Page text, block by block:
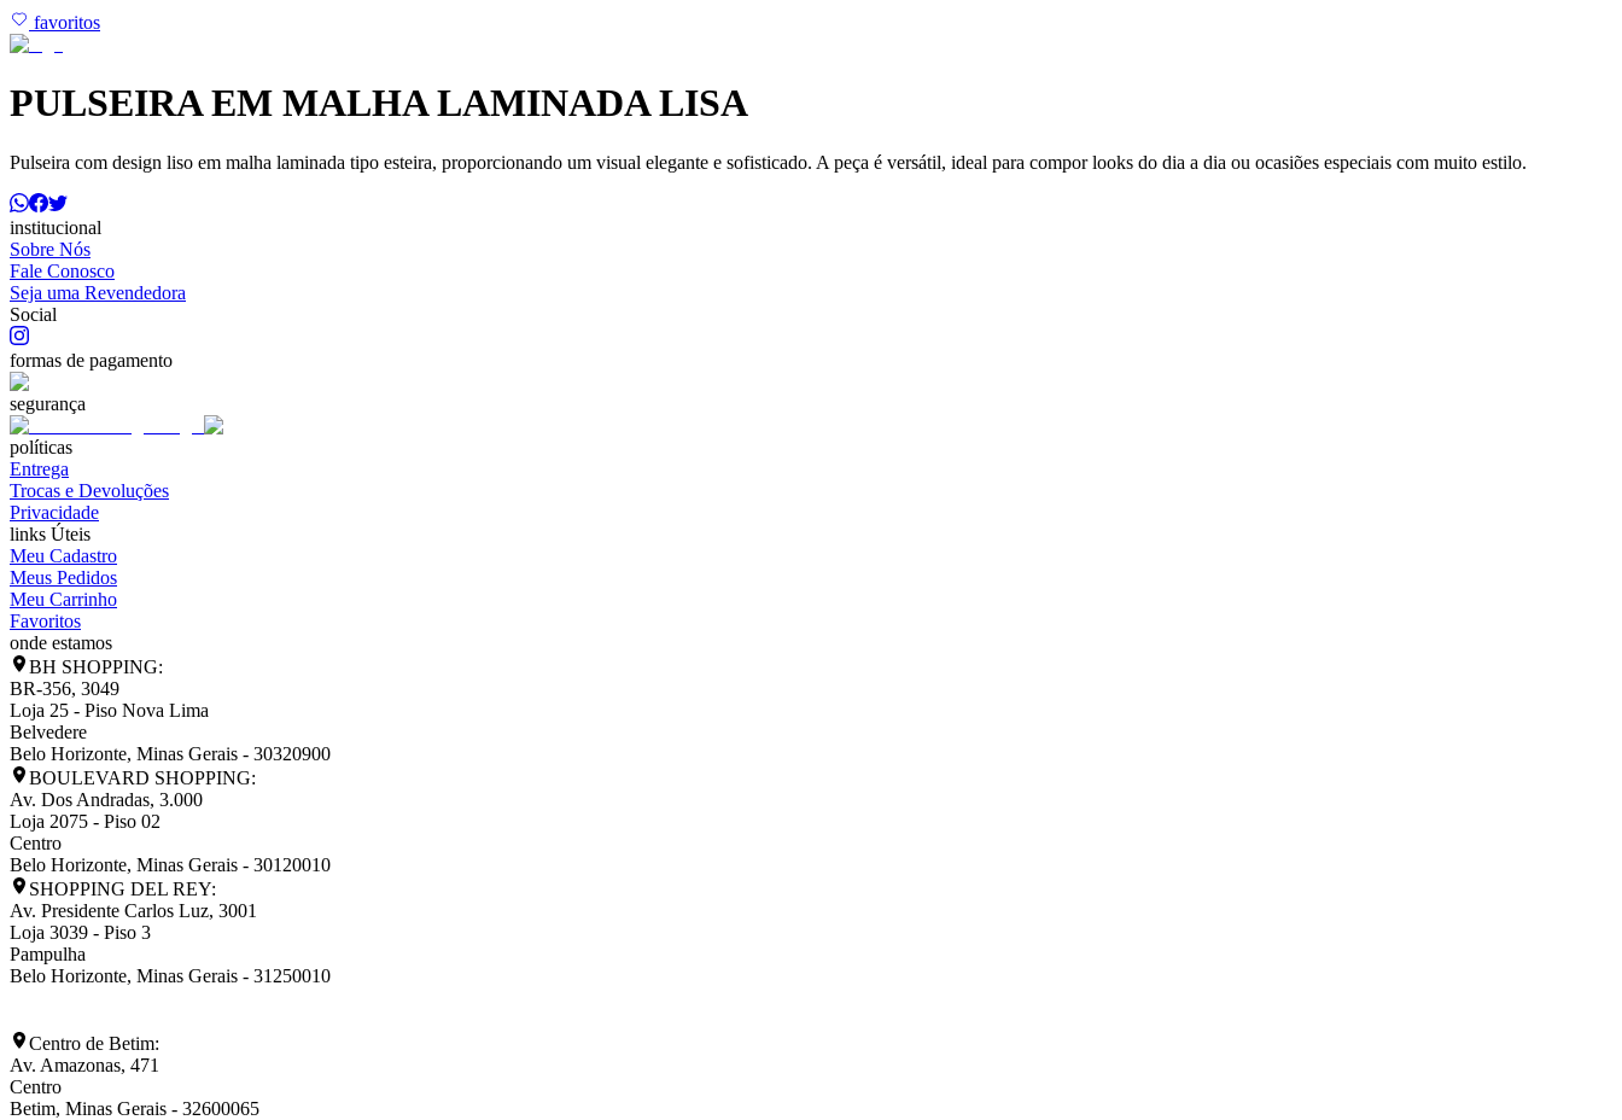
favoritos
PULSEIRA EM MALHA LAMINADA LISA
Pulseira com design liso em malha laminada tipo esteira, proporcionando um visual elegante e sofisticado. A peça é versátil, ideal para compor looks do dia a dia ou ocasiões especiais com muito estilo.
institucional
Sobre Nós
Fale Conosco
Seja uma Revendedora
Social
formas de pagamento
segurança
políticas
Entrega
Trocas e Devoluções
Privacidade
links Úteis
Meu Cadastro
Meus Pedidos
Meu Carrinho
Favoritos
onde estamos
BH SHOPPING:
BR-356, 3049
Loja 25 - Piso Nova Lima
Belvedere
Belo Horizonte, Minas Gerais - 30320900
BOULEVARD SHOPPING:
Av. Dos Andradas, 3.000
Loja 2075 - Piso 02
Centro
Belo Horizonte, Minas Gerais - 30120010
SHOPPING DEL REY:
Av. Presidente Carlos Luz, 3001
Loja 3039 - Piso 3
Pampulha
Belo Horizonte, Minas Gerais - 31250010
Centro de Betim:
Av. Amazonas, 471
Centro
Betim, Minas Gerais - 32600065